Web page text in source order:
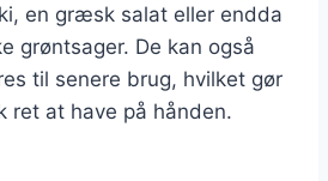
en græsk salat eller endda
grøntsager. De kan også
til senere brug, hvilket gør
ret at have på hånden.